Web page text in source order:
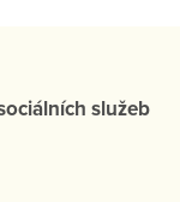
služeb